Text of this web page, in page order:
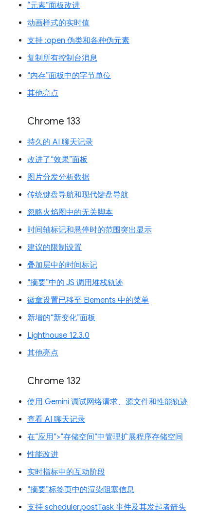
“元素”面板改进
动画样式的实时值
支持 :open 伪类和各种伪元素
复制所有控制台消息
“内存”面板中的字节单位
其他亮点
Chrome 133
持久的 AI 聊天记录
改进了“效果”面板
图片分发分析数据
传统键盘导航和现代键盘导航
忽略火焰图中的无关脚本
时间轴标记和悬停时的范围突出显示
建议的限制设置
叠加层中的时间标记
“摘要”中的 JS 调用堆栈轨迹
徽章设置已移至 Elements 中的菜单
新增的“新变化”面板
Lighthouse 12.3.0
其他亮点
Chrome 132
使用 Gemini 调试网络请求、源文件和性能轨迹
查看 AI 聊天记录
在“应用”>“存储空间”中管理扩展程序存储空间
性能改进
实时指标中的互动阶段
“摘要”标签页中的渲染阻塞信息
支持 scheduler.postTask 事件及其发起者箭头